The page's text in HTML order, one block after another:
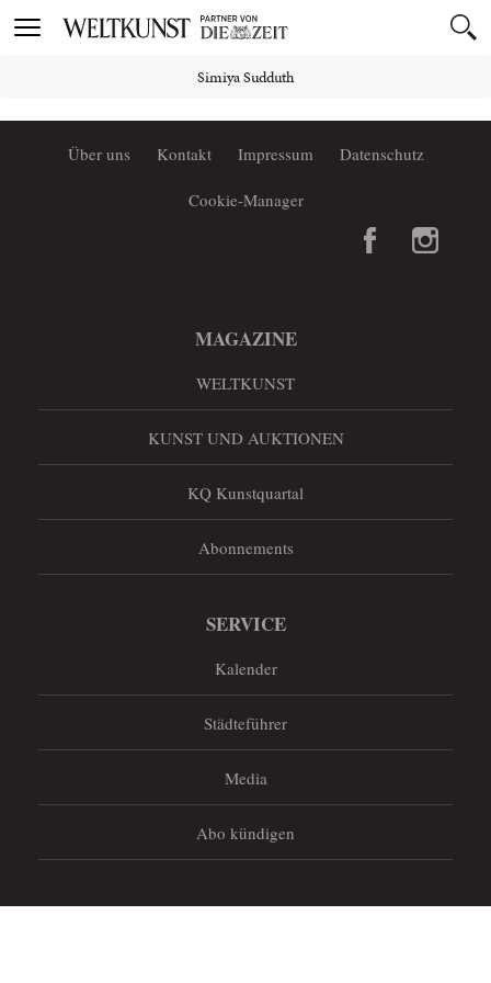
Toggle
Simiya Sudduth
Über uns Kontakt Impressum Datenschutz
Cookie-Manager
MAGAZINE
WELTKUNST
KUNST UND AUKTIONEN
KQ Kunstquartal
Abonnements
SERVICE
Kalender
Städteführer
Media
Abo kündigen